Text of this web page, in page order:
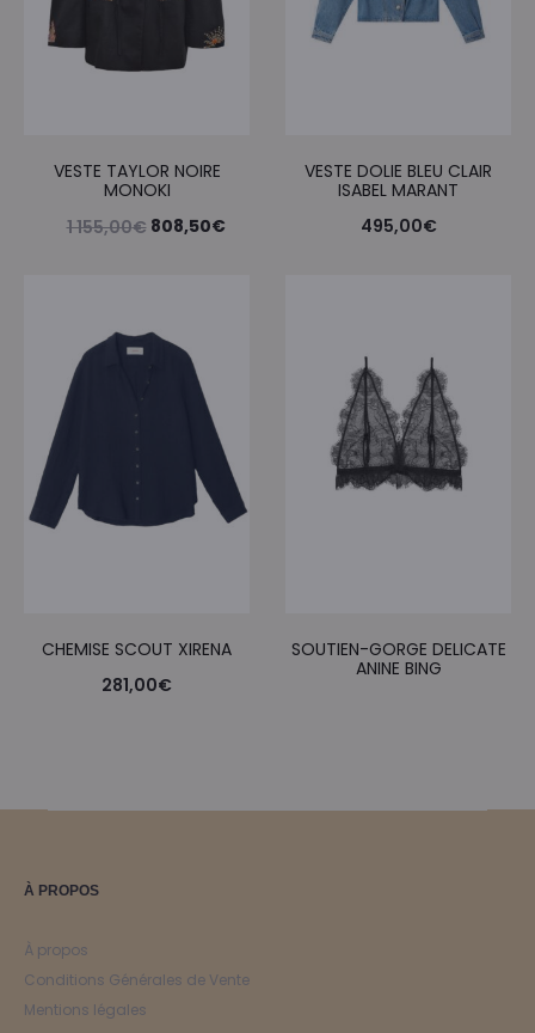
VESTE TAYLOR NOIRE
MONOKI
1 155,00€ Le
était :
155,00€.
808,50€Le
VESTE DOLIE BLEU CLAIR
ISABEL MARANT
495,00€
CHEMISE SCOUT XIRENA
281,00€
SOUTIEN-GORGE DELICATE
ANINE BING
À PROPOS
À propos
Conditions Générales de Vente
Mentions légales